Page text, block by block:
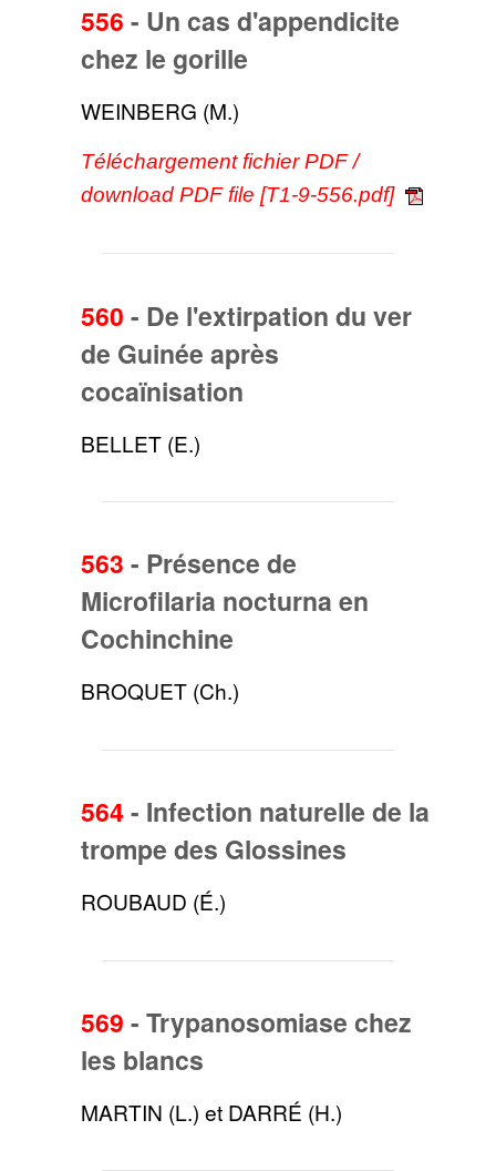
556 - Un cas d'appendicite
chez le gorille
WEINBERG (M.)
Téléchargement fichier PDF /
download PDF file [T1-9-556.pdf]
560 - De l'extirpation du ver
de Guinée après
cocaïnisation
BELLET (E.)
563 - Présence de
Microfilaria nocturna en
Cochinchine
BROQUET (Ch.)
564 - Infection naturelle de la
trompe des Glossines
ROUBAUD (É.)
569 -Trypanosomiase chez
les blancs
MARTIN (L.) et DARRÉ (H.)